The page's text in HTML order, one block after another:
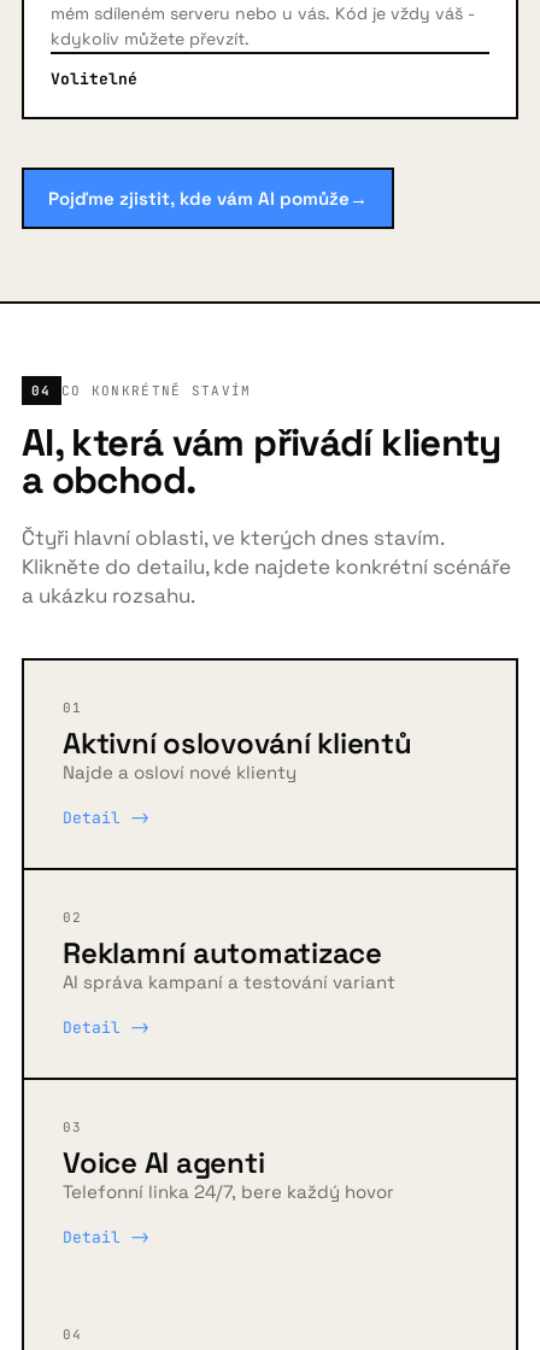
mém sdíleném serveru nebo u vás. Kód je vždy váš -
kdykoliv můžete převzít.
Volitelné
Pojďme zjistit, kde vám AI pomůže →
04 CO KONKRÉTNĚ STAVÍM
AI, která vám přivádí klienty
a obchod.
Čtyři hlavní oblasti, ve kterých dnes stavím.
Klikněte do detailu, kde najdete konkrétní scénáře
a ukázku rozsahu.
01
Aktivní oslovování klientů
Najde a osloví nové klienty
Detail ->
02
Reklamní automatizace
AI správa kampaní a testování variant
Detail ->
03
Voice AI agenti
Telefonní linka 24/7, bere každý hovor
Detail ->
04